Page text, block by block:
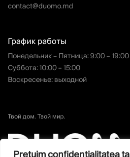
contact@duomo.md
График работы
Понедельник – Пятница: 9:00 – 19:00
Суббота: 10:00 – 15:00
Воскресенье: выходной
Твой дом. Твой мир.